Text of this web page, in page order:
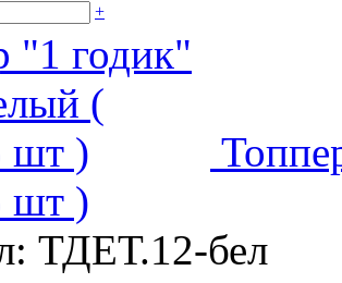
+
шт )
ТДЕТ.12-бел